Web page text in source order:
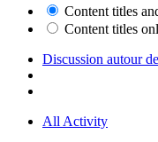
Content titles
Content titles
Discussion autour
All Activity